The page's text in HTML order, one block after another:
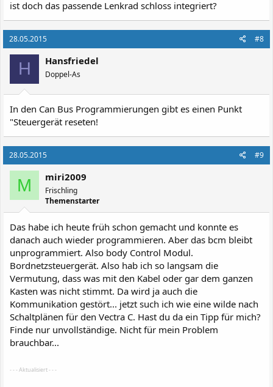
ist doch das passende Lenkrad schloss integriert?
28.05.2015 #8
H Hansfriedel
Doppel-As
In den Can Bus Programmierungen gibt es einen Punkt
"Steuergerät reseten!
28.05.2015 #9
M miri2009
Frischling
Themenstarter
Das habe ich heute früh schon gemacht und konnte es
danach auch wieder programmieren. Aber das bcm bleibt
unprogrammiert. Also body Control Modul.
Bordnetzsteuergerät. Also hab ich so langsam die
Vermutung, dass was mit den Kabel oder gar dem ganzen
Kasten was nicht stimmt. Da wird ja auch die
Kommunikation gestört... jetzt such ich wie eine wilde nach
Schaltplänen für den Vectra C. Hast du da ein Tipp für mich?
Finde nur unvollständige. Nicht für mein Problem
brauchbar...
- - - Aktualisiert - - -